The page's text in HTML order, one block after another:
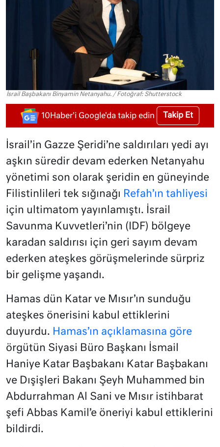
İsrail Başbakanı Binyamin Netanyahu. / Fotoğraf: Shutterstock
10Haber'i Google'da takip edin Takip Et
İsrail’in Gazze Şeridi’ne saldırıları yedi ayı
aşkın süredir devam ederken Netanyahu
yönetimi son olarak şeridin en güneyinde
Filistinlileri tek sığınağı Refah’ın tahliyesi
için ultimatom yayınlamıştı. İsrail
Savunma Kuvvetleri’nin (IDF) bölgeye
karadan saldırısı için geri sayım devam
ederken ateşkes görüşmelerinde sürpriz
bir gelişme yaşandı.
Hamas dün Katar ve Mısır’ın sunduğu
ateşkes önerisini kabul ettiklerini
duyurdu. Hamas’ın açıklamasına göre
örgütün Siyasi Büro Başkanı İsmail
Haniye Katar Başbakanı Katar Başbakanı
ve Dışişleri Bakanı Şeyh Muhammed bin
Abdurrahman Al Sani ve Mısır istihbarat
şefi Abbas Kamil’e öneriyi kabul ettiklerini
bildirdi.